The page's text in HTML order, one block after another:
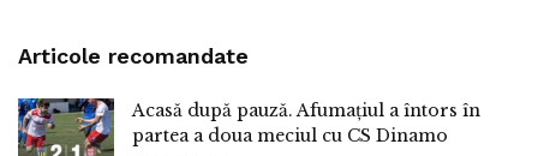
Articole recomandate
Acasă după pauză. Afumațiul a întors în
partea a doua meciul cu CS Dinamo